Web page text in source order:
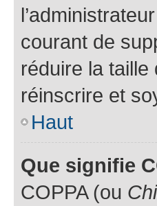
courant de
réduire la
réinscrire et
Haut
Que signifie
COPPA (ou